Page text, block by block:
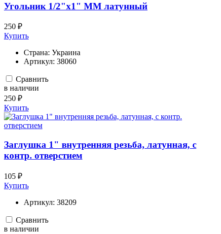
Угольник 1/2"х1" ММ латунный
250 ₽
Купить
Страна: Украина
Артикул: 38060
Сравнить
в наличии
250 ₽
Купить
Заглушка 1" внутренняя резьба, латунная, с
контр. отверстием
105 ₽
Купить
Артикул: 38209
Сравнить
в наличии